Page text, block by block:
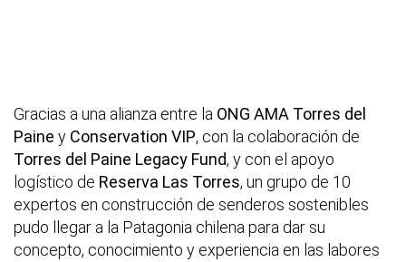
Gracias a una alianza entre la ONG AMA Torres del
Paine y Conservation VIP, con la colaboración de
Torres del Paine Legacy Fund, y con el apoyo
logístico de Reserva Las Torres, un grupo de 10
expertos en construcción de senderos sostenibles
pudo llegar a la Patagonia chilena para dar su
concepto, conocimiento y experiencia en las labores